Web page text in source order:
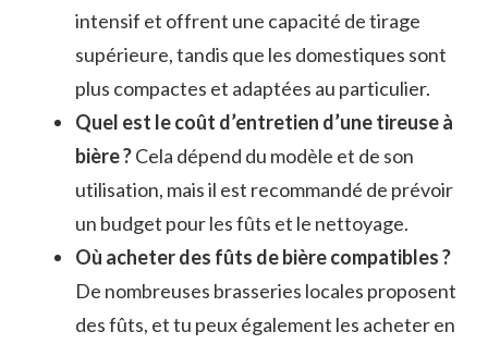
intensif et offrent une capacité de tirage
supérieure, tandis que les domestiques sont
plus compactes et adaptées au particulier.
Quel est le coût d’entretien d’une tireuse à
bière ?Cela dépend du modèle et de son
utilisation, mais il est recommandé de prévoir
un budget pour les fûts et le nettoyage.
Où acheter des fûts de bière compatibles ?
De nombreuses brasseries locales proposent
des fûts, et tu peux également les acheter en